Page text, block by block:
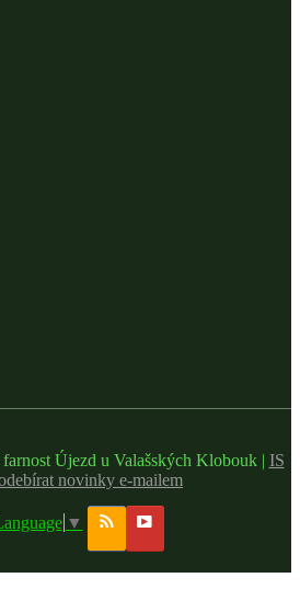
Újezd u Valašských Klobouk | IS
novinky e-mailem
▼